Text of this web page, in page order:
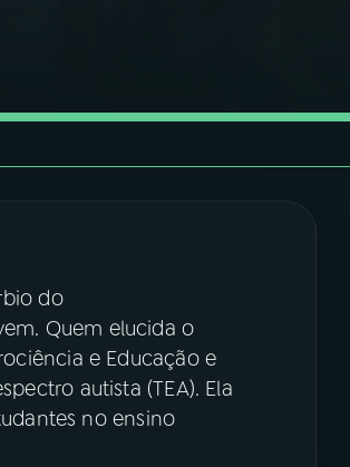
do
Quem elucida o
e Educação e
autista (TEA). Ela
no ensino